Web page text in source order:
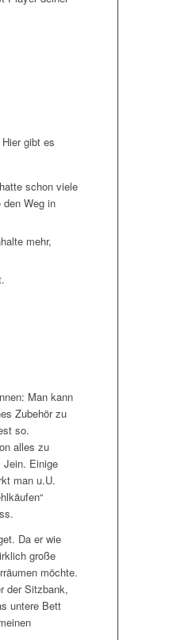
gibt es
schon viele
Weg in
mehr,
Man kann
Zubehör zu
so.
alles zu
Jein. Einige
man u.U.
Da er wie
große
möchte.
der Sitzbank,
untere Bett